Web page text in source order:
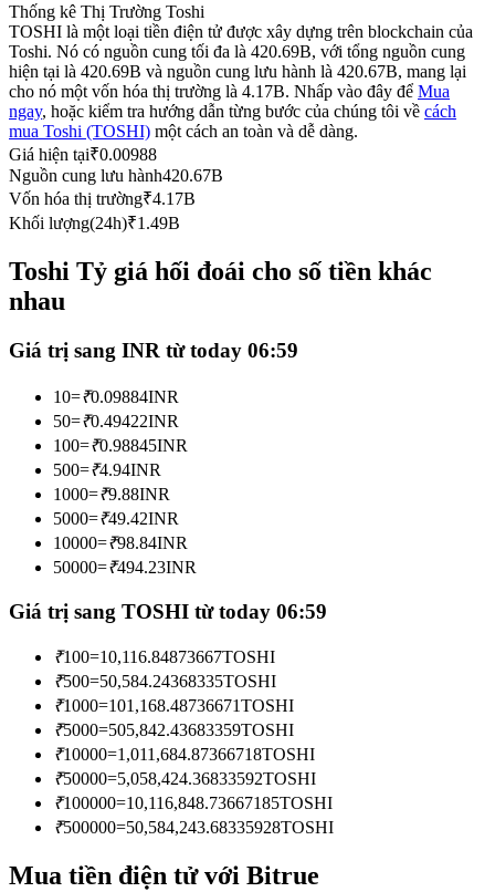
Sao chép Giao dịch
Tham gia cùng các nhà giao dịch hàng đầu
Trở thành Nhà giao dịch Sao chép
Tận hưởng chia sẻ lợi nhuận và hoa hồng giao dịch sao chép
Thông tin
Phân tích dữ liệu lớn bao gồm thông tin giao dịch, v.v.
Thống kê Thị Trường Toshi
TOSHI là một loại tiền điện tử được xây dựng trên blockchain của
Toshi. Nó có nguồn cung tối đa là 420.69B, với tổng nguồn cung
hiện tại là 420.69B và nguồn cung lưu hành là 420.67B, mang lại
cho nó một vốn hóa thị trường là 4.17B. Nhấp vào đây để Mua
ngay, hoặc kiểm tra hướng dẫn từng bước của chúng tôi về cách
mua Toshi (TOSHI) một cách an toàn và dễ dàng.
Giá hiện tại₹0.00988
Nguồn cung lưu hành420.67B
Vốn hóa thị trường₹4.17B
Khối lượng(24h)₹1.49B
Toshi Tỷ giá hối đoái cho số tiền khác
nhau
Giá trị sang INR từ today 06:59
10=₹0.09884INR
50=₹0.49422INR
100=₹0.98845INR
500=₹4.94INR
1000=₹9.88INR
5000=₹49.42INR
10000=₹98.84INR
50000=₹494.23INR
Giá trị sang TOSHI từ today 06:59
₹100=10,116.84873667TOSHI
₹500=50,584.24368335TOSHI
₹1000=101,168.48736671TOSHI
₹5000=505,842.43683359TOSHI
₹10000=1,011,684.87366718TOSHI
₹50000=5,058,424.36833592TOSHI
₹100000=10,116,848.73667185TOSHI
₹500000=50,584,243.68335928TOSHI
Mua tiền điện tử với Bitrue